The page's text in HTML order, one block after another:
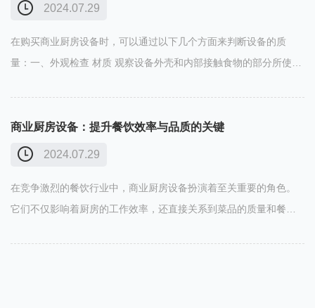
2024.07.29
在购买商业厨房设备时，可以通过以下几个方面来判断设备的质
量：一、外观检查 材质 观察设备外壳和内部接触食物的部分所使用
厚实，能……
2024.07.29
商业厨房设备：提升餐饮效率与品质的关键
在竞争激烈的餐饮行业中，商业厨房设备扮演着至关重要的角色。
它们不仅影响着厨房的工作效率，还直接关系到菜品的质量和餐厅